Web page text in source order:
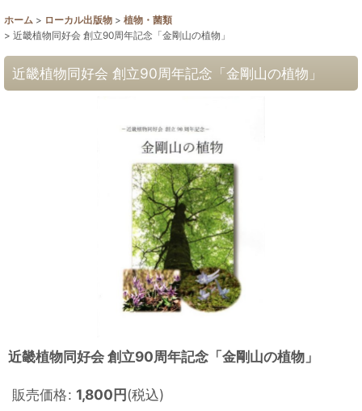
ホーム > ローカル出版物 > 植物・菌類
> 近畿植物同好会 創立90周年記念「金剛山の植物」
近畿植物同好会 創立90周年記念「金剛山の植物」
近畿植物同好会 創立90周年記念「金剛山の植物」
販売価格: 1,800円(税込)